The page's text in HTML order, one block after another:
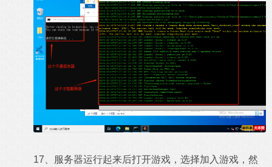
17、服务器运行起来后打开游戏，选择加入游戏，然